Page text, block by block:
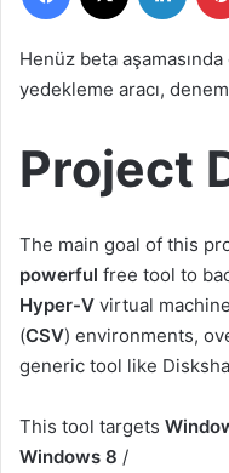
-
o
s
a
g
n
d
e
m
Henüz beta
yedekleme aracı,
Project
The main goal of this
powerful free tool to
Hyper-V virtual
(CSV) environments,
generic tool like
This tool targets
Windows 8 /